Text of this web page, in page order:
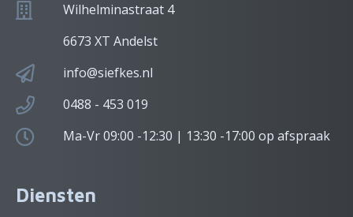
Wilhelminastraat 4
6673 XT Andelst
info@siefkes.nl
0488 - 453 019
Ma-Vr 09:00 -12:30 | 13:30 -17:00 op afspraak
Diensten